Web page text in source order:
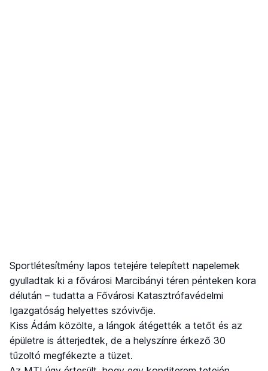
Sportlétesítmény lapos tetejére telepített napelemek
gyulladtak ki a fővárosi Marcibányi téren pénteken kora
délután – tudatta a Fővárosi Katasztrófavédelmi
Igazgatóság helyettes szóvivője.
Kiss Ádám közölte, a lángok átégették a tetőt és az
épületre is átterjedtek, de a helyszínre érkező 30
tűzoltó megfékezte a tüzet.